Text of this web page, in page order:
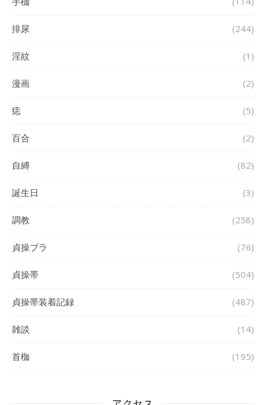
排尿 (244)
淫紋 (1)
漫画 (2)
痣 (5)
百合 (2)
自縛 (82)
誕生日 (3)
調教 (258)
貞操ブラ (76)
貞操帯 (504)
貞操帯装着記録 (487)
雑談 (14)
首枷 (195)